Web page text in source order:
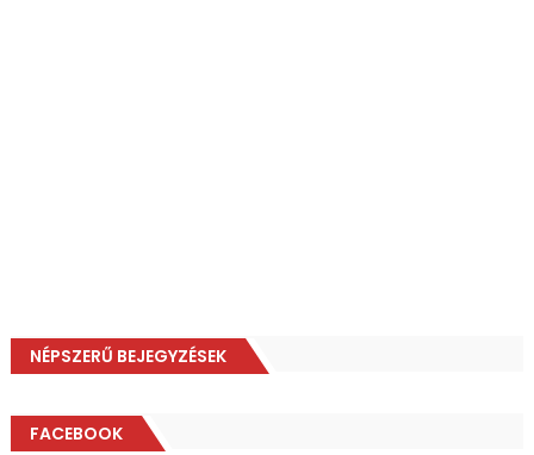
NÉPSZERŰ BEJEGYZÉSEK
FACEBOOK